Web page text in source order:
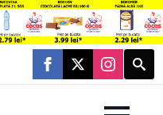
Search
for: